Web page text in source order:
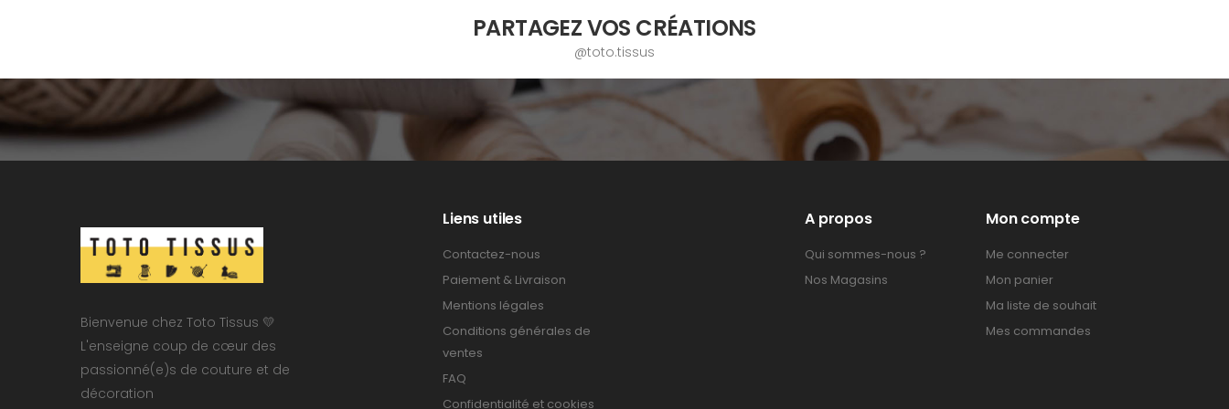
PARTAGEZ VOS CRÉATIONS
@toto.tissus
Bienvenue chez Toto Tissus 💛
L'enseigne coup de cœur des
passionné(e)s de couture et de
décoration
Liens utiles
Contactez-nous
Paiement & Livraison
Mentions légales
Conditions générales de
ventes
FAQ
Confidentialité et cookies
A propos
Qui sommes-nous ?
Nos Magasins
Mon compte
Me connecter
Mon panier
Ma liste de souhait
Mes commandes